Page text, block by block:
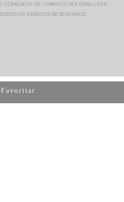
COMERCIO DE CONFECCOES EIRELI EPP -
OS DIREITOS RESERVADOS.